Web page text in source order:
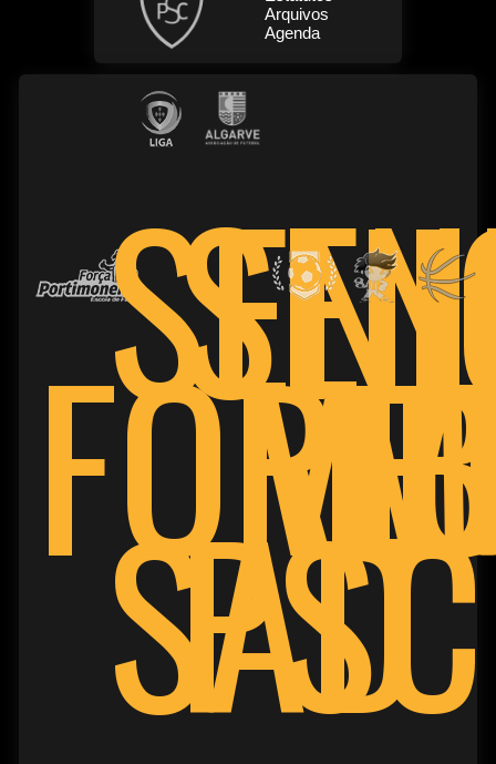
Arquivos
Agenda
SAD
PSC